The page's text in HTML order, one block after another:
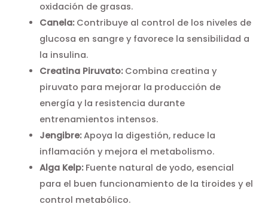
oxidación de grasas.
Canela:Contribuye al control de los niveles de
glucosa en sangre y favorece la sensibilidad a
la insulina.
Creatina Piruvato:Combina creatina y
piruvato para mejorar la producción de
energía y la resistencia durante
entrenamientos intensos.
Jengibre:Apoya la digestión, reduce la
inflamación y mejora el metabolismo.
Alga Kelp:Fuente natural de yodo, esencial
para el buen funcionamiento de la tiroides y el
control metabólico.